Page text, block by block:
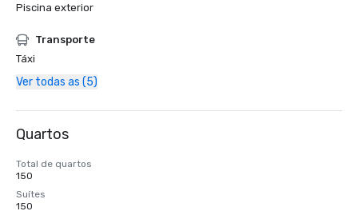
Piscina exterior
Transporte
Táxi
Ver todas as (5)
Quartos
Total de quartos
150
Suítes
150